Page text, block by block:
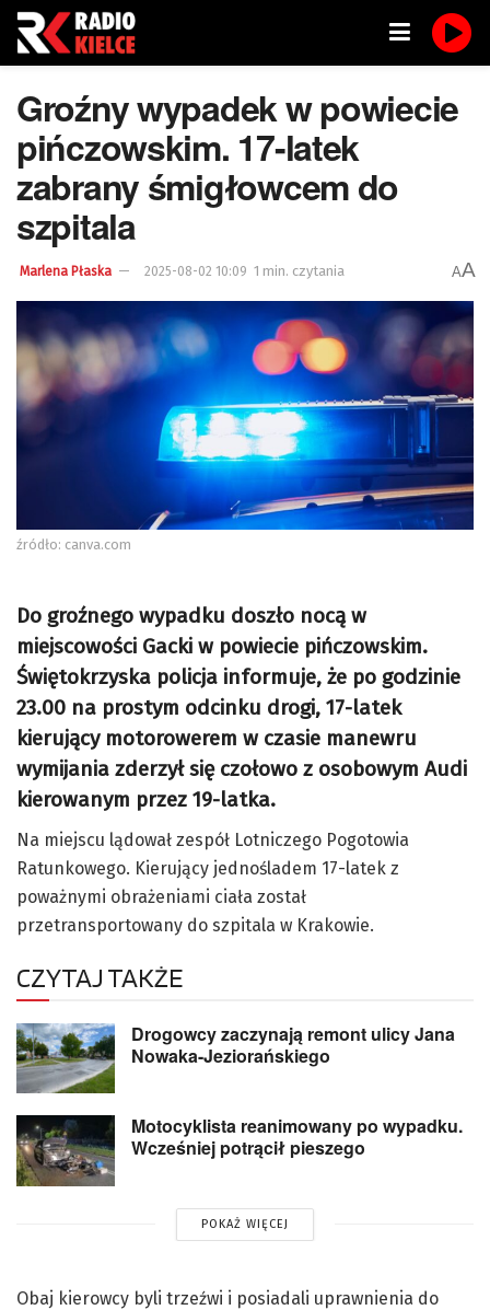
Groźny wypadek w powiecie
pińczowskim. 17-latek
zabrany śmigłowcem do
szpitala
Marlena Płaska 2025-08-02 10:09 1 min. czytania AA
źródło: canva.com
Do groźnego wypadku doszło nocą w
miejscowości Gacki w powiecie pińczowskim.
Świętokrzyska policja informuje, że po godzinie
23.00 na prostym odcinku drogi, 17-latek
kierujący motorowerem w czasie manewru
wymijania zderzył się czołowo z osobowym Audi
kierowanym przez 19-latka.
Na miejscu lądował zespół Lotniczego Pogotowia
Ratunkowego. Kierujący jednośladem 17-latek z
poważnymi obrażeniami ciała został
przetransportowany do szpitala w Krakowie.
CZYTAJ TAKŻE
Drogowcy zaczynają remont ulicy Jana
Nowaka-Jeziorańskiego
Motocyklista reanimowany po wypadku.
Wcześniej potrącił pieszego
POKAŻ WIĘCEJ
Obaj kierowcy byli trzeźwi i posiadali uprawnienia do